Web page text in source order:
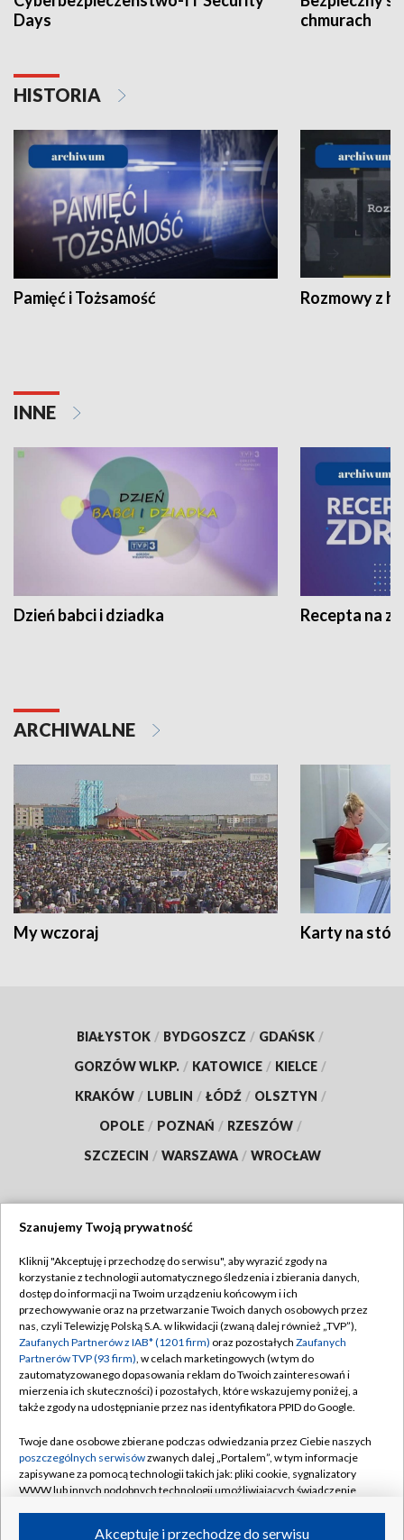
Days
chmurach
HISTORIA
Pamięć i Tożsamość Rozmowy z
INNE
Dzień babci i dziadka Recepta na
ARCHIWALNE
My wczoraj Karty na
BIAŁYSTOK / BYDGOSZCZ / GDAŃSK /
GORZÓW WLKP. / KATOWICE / KIELCE /
KRAKÓW / LUBLIN / ŁÓDŹ / OLSZTYN /
OPOLE / POZNAŃ / RZESZÓW /
SZCZECIN / WARSZAWA / WROCŁAW
TVP
Abonament TVP
Emisja w TVP
Centrum informacji TVP
Naziemna Telewizja Cyfrowa
Rada Programowa
System NOS
Informacje o nadawcy
Regulamin TVP
Polityka prywatności
Moje zgody
Pomoc
Kontakt
Kanały
Szanujemy Twoją prywatność
Kliknij "Akceptuję i przechodzę do serwisu", aby wyrazić zgody na
korzystanie z technologii automatycznego śledzenia i zbierania danych,
dostęp do informacji na Twoim urządzeniu końcowym i ich
przechowywanie oraz na przetwarzanie Twoich danych osobowych przez
nas, czyli Telewizję Polską S.A. w likwidacji (zwaną dalej również „TVP”),
Zaufanych Partnerów z IAB* (1201 firm) oraz pozostałych Zaufanych
Partnerów TVP (93 firm), w celach marketingowych (w tym do
zautomatyzowanego dopasowania reklam do Twoich zainteresowań i
mierzenia ich skuteczności) i pozostałych, które wskazujemy poniżej, a
także zgody na udostępnianie przez nas identyfikatora PPID do Google.
Twoje dane osobowe zbierane podczas odwiedzania przez Ciebie naszych
poszczególnych serwisówzwanych dalej „Portalem”, w tym informacje
zapisywane za pomocą technologii takich jak: pliki cookie, sygnalizatory
WWW lub innych podobnych technologii umożliwiających świadczenie
Akceptuję i przechodzę do serwisu